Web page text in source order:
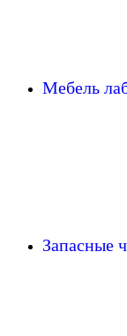
Мебель
Запасные